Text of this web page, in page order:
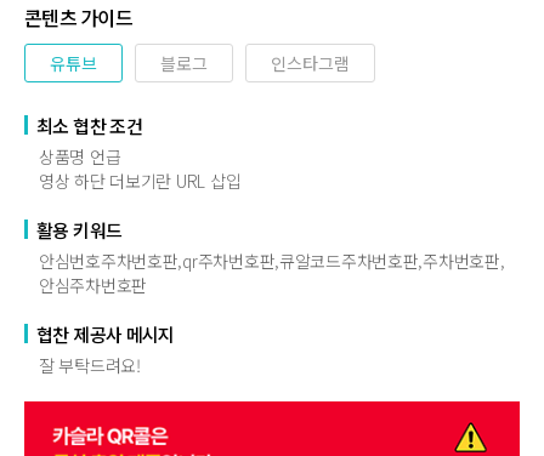
콘텐츠 가이드
유튜브 블로그 인스타그램
최소 협찬 조건
상품명 언급
영상 하단 더보기란 URL 삽입
활용 키워드
안심번호주차번호판,qr주차번호판,큐알코드주차번호판,주차번호판,
안심주차번호판
협찬 제공사 메시지
잘 부탁드려요!